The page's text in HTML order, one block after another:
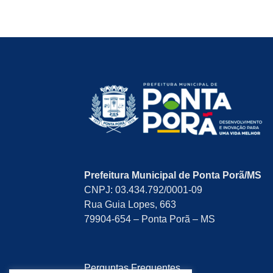
Prefeitura Municipal de Ponta Porã/MS
CNPJ: 03.434.792/0001-09
Rua Guia Lopes, 663
79904-654 – Ponta Porã – MS
Perguntas Frequentes